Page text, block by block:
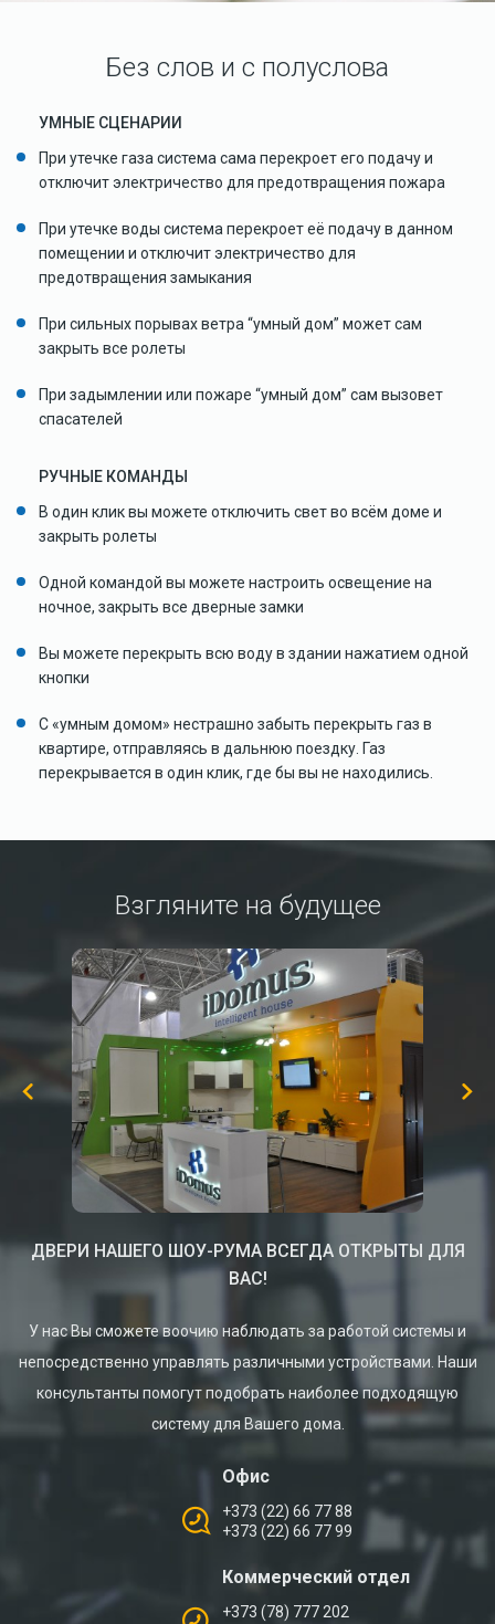
Без слов и с полуслова
УМНЫЕ СЦЕНАРИИ
При утечке газа система сама перекроет его подачу и
отключит электричество для предотвращения пожара
При утечке воды система перекроет её подачу в данном
помещении и отключит электричество для
предотвращения замыкания
При сильных порывах ветра “умный дом” может сам
закрыть все ролеты
При задымлении или пожаре “умный дом” сам вызовет
спасателей
РУЧНЫЕ КОМАНДЫ
В один клик вы можете отключить свет во всём доме и
закрыть ролеты
Одной командой вы можете настроить освещение на
ночное, закрыть все дверные замки
Вы можете перекрыть всю воду в здании нажатием одной
кнопки
С «умным домом» нестрашно забыть перекрыть газ в
квартире, отправляясь в дальнюю поездку. Газ
перекрывается в один клик, где бы вы не находились.
Взгляните на будущее
ДВЕРИ НАШЕГО ШОУ-РУМА ВСЕГДА ОТКРЫТЫ ДЛЯ
ВАС!
У нас Вы сможете воочию наблюдать за работой системы и
непосредственно управлять различными устройствами. Наши
консультанты помогут подобрать наиболее подходящую
систему для Вашего дома.
Офис
+373 (22) 66 77 88
+373 (22) 66 77 99
Коммерческий отдел
+373 (78) 777 202